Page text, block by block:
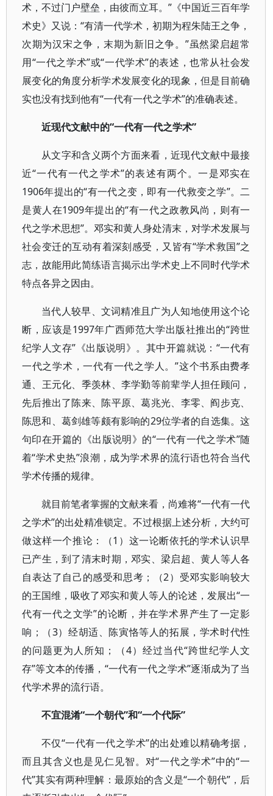
术，不过门户壁垒，由彼而立耳。”《中国近三百年学
术史》又说：“有清一代学术，初期为程朱陆王之争，
次期为汉宋之争，末期为新旧之争。”虽然梁启超常
用“一代之学术”或“一代学术”的表述，也常从社会发
展变化的角度分析学术发展变化的现象，但是目前确
实也没有找到他有“一代有一代之学术”的准确表述。
近现代文献中的“一代有一代之学术”
从文字和含义两个方面来看，近现代文献中最接
近“一代有一代之学术”的表述有两个。一是邓实在
1906年提出的“有一代之变，即有一代救变之学”。二
是黄人在1909年提出的“有一代之政教风尚，则有一
代之学术思想”。邓实和黄人身处清末，对学术发展与
社会变迁的互动有着深刻感受，又皆有“学术救国”之
志，故能用此简练语言揭示出学术史上不同时代学术
特点各异之因由。
当代人较早、文词精准且广为人知地使用这个论
断，应该是1997年广西师范大学出版社推出的“跨世
纪学人文存”《出版说明》。其中开篇就说：“一代有
一代之学术，一代有一代之学人。”这个书系由费孝
通、王元化、季羡林、李学勤等前辈学人担任顾问，
先后推出了陈来、陈平原、葛兆光、李零、阎步克、
陈思和、葛剑雄等颇有影响的29位学者的自选集。这
句印在开篇的《出版说明》的“一代有一代之学术”随
着“学术史热”浪潮，成为学术界的流行语也符合当代
学术传播的规律。
就目前笔者掌握的文献来看，尚难将“一代有一代
之学术”的出处精准锁定。不过根据上述分析，大约可
做这样一个推论：（1）这一论断依托的学术认识早
已产生，到了清末时期，邓实、梁启超、黄人等人各
自表达了自己的感受和思考；（2）受邓实影响较大
的王国维，吸收了邓实和黄人等人的论述，发展出“一
代有一代之文学”的论断，并在学术界产生了一定影
响；（3）经胡适、陈寅恪等人的拓展，学术时代性
的问题更为人所知；（4）经过当代“跨世纪学人文
存”等文本的传播，“一代有一代之学术”逐渐成为了当
代学术界的流行语。
不宜混淆“一个朝代”和“一个代际”
不仅“一代有一代之学术”的出处难以精确考据，
而且其含义也是见仁见智。对“一代之学术”中的“一
代”其实有两种理解：最原始的含义是“一个朝代”，后